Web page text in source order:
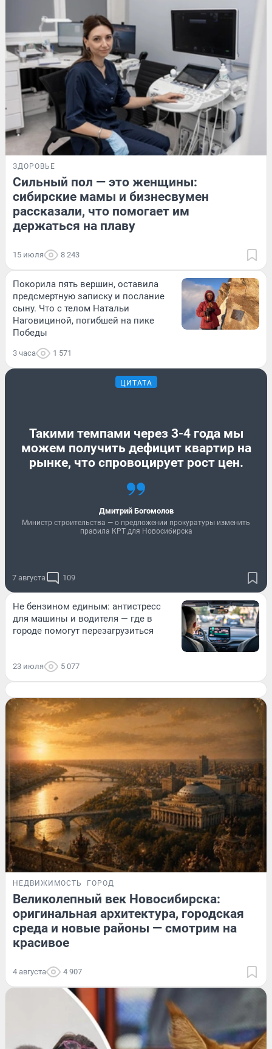
ЗДОРОВЬЕ
Сильный пол — это женщины:
сибирские мамы и бизнесвумен
рассказали, что помогает им
держаться на плаву
15 июля 8 243
Покорила пять вершин, оставила
предсмертную записку и послание
сыну. Что с телом Натальи
Наговициной, погибшей на пике
Победы
3 часа 1 571
ЦИТАТА
Такими темпами через 3-4 года мы
можем получить дефицит квартир на
рынке, что спровоцирует рост цен.
Дмитрий Богомолов
Министр строительства — о предложении прокуратуры изменить
правила КРТ для Новосибирска
7 августа 109
Не бензином единым: антистресс
для машины и водителя — где в
городе помогут перезагрузиться
23 июля 5 077
НЕДВИЖИМОСТЬ ГОРОД
Великолепный век Новосибирска:
оригинальная архитектура, городская
среда и новые районы — смотрим на
красивое
4 августа 4 907